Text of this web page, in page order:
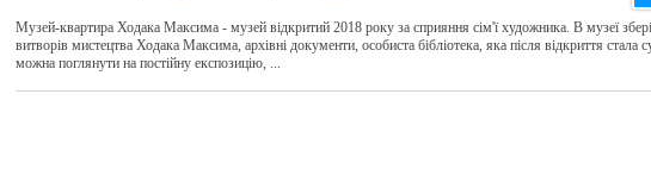
Музей-квартира Ходака Максима - музей відкритий 2018 року за сприяння сім'ї художника. В музеї
витворів мистецтва Ходака Максима, архівні документи, особиста бібліотека, яка після відкриття стала
можна поглянути на постійну експозицію, ...